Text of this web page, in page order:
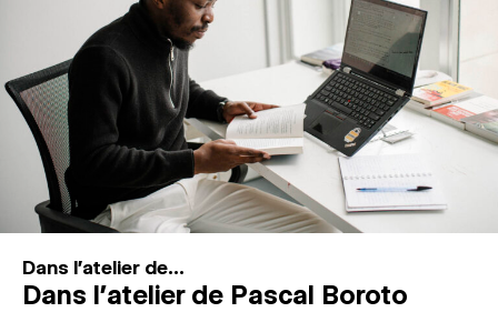
Dans l'atelier de...
Dans l’atelier de Pascal Boroto